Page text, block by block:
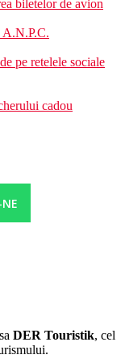
folosirii unei mici
la mare la hotelul
apa)
de seara
contra cost)
biletelor de avion
pe retelele sociale
cadou
DER Touristik, cel